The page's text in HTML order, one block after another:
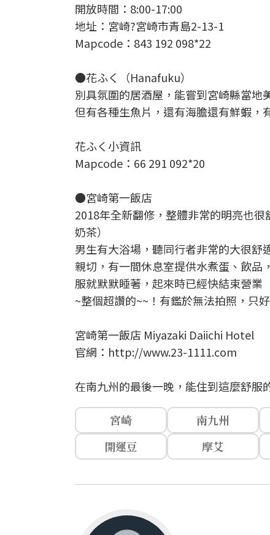
開放時間：8:00-17:00
地址：宮崎?宮崎市青島2-13-1
Mapcode：843 192 098*22
●花ふく（Hanafuku）
別具氛圍的居酒屋，能嘗到宮崎縣當
但有各種生魚片，還有海膽還有鮮蝦，
花ふく小資訊
Mapcode：66 291 092*20
●宮崎第一飯店
2018年全新翻修，整體非常的明亮也
奶茶）
男生有大浴場，聽同行者非常的大很
親切，有一間休息室提供水煮蛋、飲品
服就默默睡著，起來時已經快結束營
~整個超讚的~~！有鑑於無法拍照，只
宮崎第一飯店 Miyazaki Daiichi Hotel
官網：http://www.23-1111.com
在南九州的最後一晚，能住到這麼舒服
宮崎 南九州
開運豆
摩艾